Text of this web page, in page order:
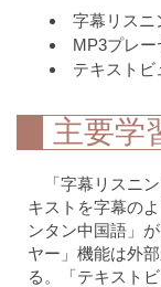
字幕リスニ
MP3プレー
テキストビ
主要学
「字幕リスニ
キストを字幕の
ンタン中国語」
ヤー」機能は外
る。「テキスト